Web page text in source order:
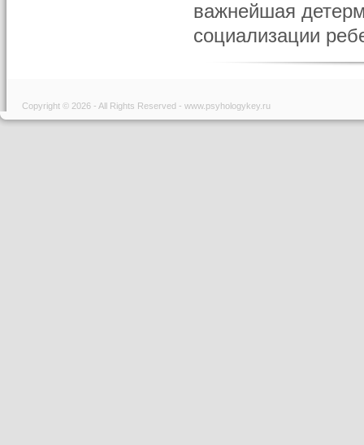
важнейшая
социализации
Copyright © 2026 - All Rights Reserved - www.psyhologykey.ru